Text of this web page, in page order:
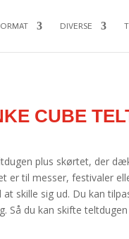
DIVERSE
CUBE
plus skørtet, der
er til messer, festivaler
at skille sig ud. Du kan
Så du kan skifte